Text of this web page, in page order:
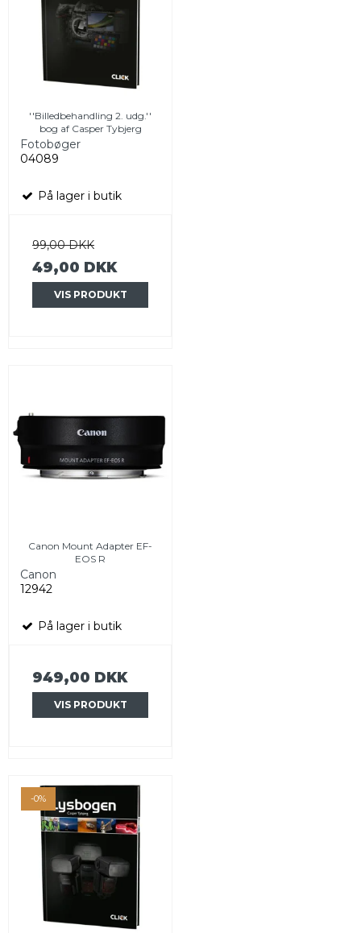
''Billedbehandling 2. udg.''
bog af Casper Tybjerg
Fotobøger
04089
På lager i butik
99,00 DKK
49,00 DKK
VIS PRODUKT
Canon Mount Adapter EF-
EOS R
Canon
12942
På lager i butik
949,00 DKK
VIS PRODUKT
-0%